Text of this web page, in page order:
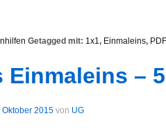
Getagged mit: 1x1, Einmaleins, PDF
Einmaleins –
Oktober 2015 von UG